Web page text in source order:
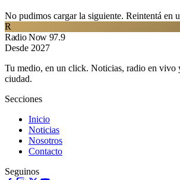
No pudimos cargar la siguiente. Reintentá en
R
Radio Now 97.9
Desde 2027
Tu medio, en un click. Noticias, radio en vivo
ciudad.
Secciones
Inicio
Noticias
Nosotros
Contacto
Seguinos